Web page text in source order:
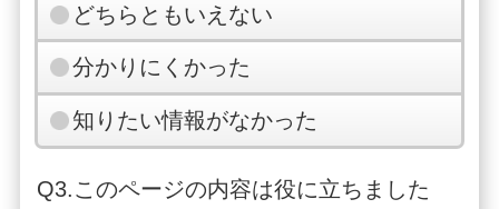
どちらともいえない
分かりにくかった
知りたい情報がなかった
Q3.このページの内容は役に立ちました